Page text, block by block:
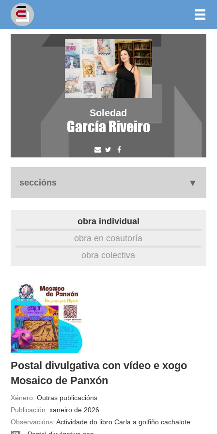
Soledad
García Riveiro
seccións
videoteca
outros docs
obra individual
obra en coautoría
obra colectiva
Postal divulgativa con vídeo e xogo
Mosaico de Panxón
Xénero: Outras publicacións
Publicación: xaneiro de 2026
Observacións: Actividade do libro Carla a golfiño cachalote